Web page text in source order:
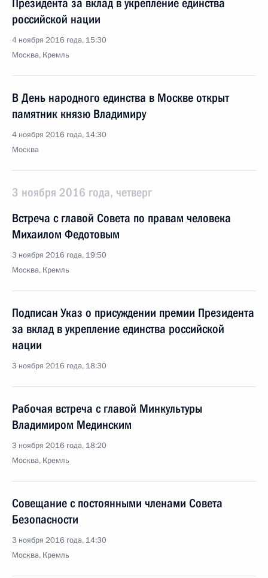
Президента за вклад в укрепление единства
российской нации
4 ноября 2016 года, 15:30
Москва, Кремль
В День народного единства в Москве открыт
памятник князю Владимиру
4 ноября 2016 года, 14:30
Москва
3 ноября 2016 года, четверг
Встреча с главой Совета по правам человека
Михаилом Федотовым
3 ноября 2016 года, 19:50
Москва, Кремль
Подписан Указ о присуждении премии Президента
за вклад в укрепление единства российской
нации
3 ноября 2016 года, 18:30
Рабочая встреча с главой Минкультуры
Владимиром Мединским
3 ноября 2016 года, 18:20
Москва, Кремль
Совещание с постоянными членами Совета
Безопасности
3 ноября 2016 года, 14:30
Москва, Кремль